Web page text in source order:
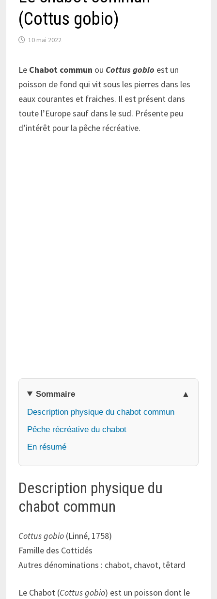
(Cottus gobio)
10 mai 2022
Le Chabot commun ou Cottus gobio est un
poisson de fond qui vit sous les pierres dans les
eaux courantes et fraiches. Il est présent dans
toute l’Europe sauf dans le sud. Présente peu
d’intérêt pour la pêche récréative.
Sommaire
Description physique du chabot commun
Pêche récréative du chabot
En résumé
Description physique du
chabot commun
Cottus gobio (Linné, 1758)
Famille des Cottidés
Autres dénominations : chabot, chavot, têtard
Le Chabot (Cottus gobio) est un poisson dont le